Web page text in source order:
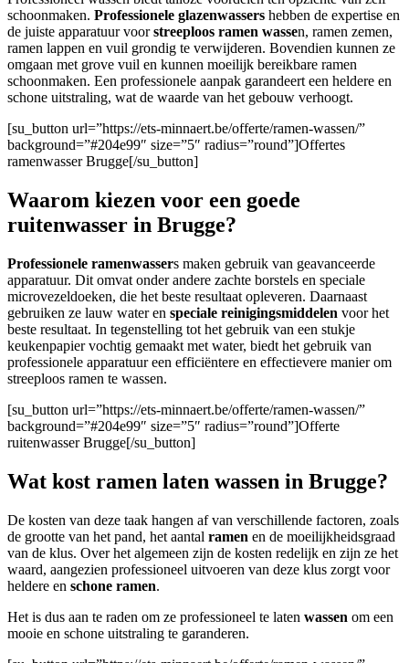
schoonmaken. Professionele glazenwassers hebben de expertise en
de juiste apparatuur voorstreeploos ramen wassen, ramen zemen,
ramen lappen en vuil grondig te verwijderen. Bovendien kunnen ze
omgaan met grove vuil en kunnen moeilijk bereikbare ramen
schoonmaken. Een professionele aanpak garandeert een heldere en
schone uitstraling, wat de waarde van het gebouw verhoogt.
[su_button url=”https://ets-minnaert.be/offerte/ramen-wassen/”
background=”#204e99″ size=”5″ radius=”round”]Offertes
ramenwasser Brugge[/su_button]
Waarom kiezen voor een goede
ruitenwasser in Brugge?
Professionele ramenwassers maken gebruik van geavanceerde
apparatuur. Dit omvat onder andere zachte borstels en speciale
microvezeldoeken, die het beste resultaat opleveren. Daarnaast
gebruiken ze lauw water en speciale reinigingsmiddelen voor het
beste resultaat. In tegenstelling tot het gebruik van een stukje
keukenpapier vochtig gemaakt met water, biedt het gebruik van
professionele apparatuur een efficiëntere en effectievere manier om
streeploos ramen te wassen.
[su_button url=”https://ets-minnaert.be/offerte/ramen-wassen/”
background=”#204e99″ size=”5″ radius=”round”]Offerte
ruitenwasser Brugge[/su_button]
Wat kost ramen laten wassen in Brugge?
De kosten van deze taak hangen af van verschillende factoren, zoals
de grootte van het pand, het aantal ramen en de moeilijkheidsgraad
van de klus. Over het algemeen zijn de kosten redelijk en zijn ze het
waard, aangezien professioneel uitvoeren van deze klus zorgt voor
heldere en schone ramen.
Het is dus aan te raden om ze professioneel te laten wassen om een
mooie en schone uitstraling te garanderen.